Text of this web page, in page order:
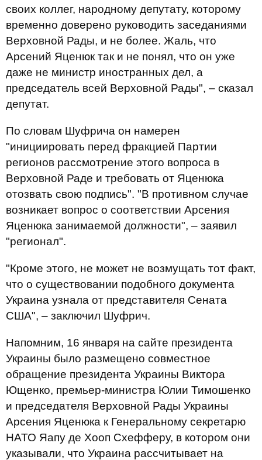
своих коллег, народному депутату, которому
временно доверено руководить заседаниями
Верховной Рады, и не более. Жаль, что
Арсений Яценюк так и не понял, что он уже
даже не министр иностранных дел, а
председатель всей Верховной Рады", – сказал
депутат.
По словам Шуфрича он намерен
"инициировать перед фракцией Партии
регионов рассмотрение этого вопроса в
Верховной Раде и требовать от Яценюка
отозвать свою подпись". "В противном случае
возникает вопрос о соответствии Арсения
Яценюка занимаемой должности", – заявил
"регионал".
"Кроме этого, не может не возмущать тот факт,
что о существовании подобного документа
Украина узнала от представителя Сената
США", – заключил Шуфрич.
Напомним, 16 января на сайте президента
Украины было размещено совместное
обращение президента Украины Виктора
Ющенко, премьер-министра Юлии Тимошенко
и председателя Верховной Рады Украины
Арсения Яценюка к Генеральному секретарю
НАТО Яапу де Хооп Схефферу, в котором они
указывали, что Украина рассчитывает на